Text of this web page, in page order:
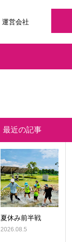
運営会社
最近の記事
夏休み前半戦
2026.08.5